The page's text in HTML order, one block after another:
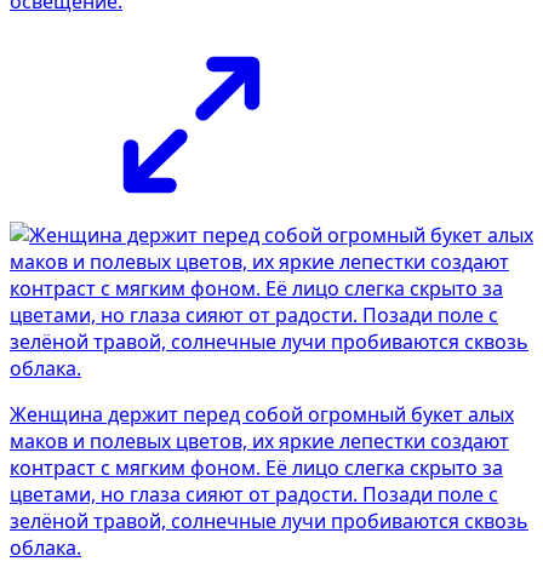
Женщина держит перед собой огромный букет алых
маков и полевых цветов, их яркие лепестки создают
контраст с мягким фоном. Её лицо слегка скрыто за
цветами, но глаза сияют от радости. Позади поле с
зелёной травой, солнечные лучи пробиваются сквозь
облака.